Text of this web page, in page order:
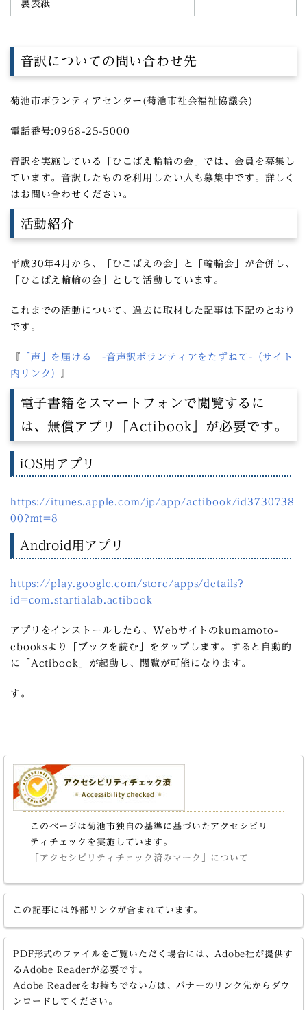
裏表紙
音訳についての問い合わせ先
菊池市ボランティアセンター(菊池市社会福祉協議会)
電話番号:0968-25-5000
音訳を実施している「ひこばえ輪輪の会」では、会員を募集し
ています。音訳したものを利用したい人も募集中です。詳しく
はお問い合わせください。
活動紹介
平成30年4月から、「ひこばえの会」と「輪輪会」が合併し、
「ひこばえ輪輪の会」として活動しています。
これまでの活動について、過去に取材した記事は下記のとおり
です。
「声」を届ける -音声訳ボランティアをたずねて-（サイト
内リンク）
電子書籍をスマートフォンで閲覧するに
は、無償アプリ「Actibook」が必要です。
iOS用アプリ
https://itunes.apple.com/jp/app/actibook/id3730738
00?mt=8
Android用アプリ
https://play.google.com/store/apps/details?
id=com.startialab.actibook
アプリをインストールしたら、Webサイトのkumamoto-
ebooksより「ブックを読む」をタップします。すると自動的
に「Actibook」が起動し、閲覧が可能になります。
す。
このページは菊池市独自の基準に基づいたアクセシビリ
ティチェックを実施しています。
「アクセシビリティチェック済みマーク」について
この記事には外部リンクが含まれています。
PDF形式のファイルをご覧いただく場合には、Adobe社が提供す
るAdobe Readerが必要です。
Adobe Readerをお持ちでない方は、バナーのリンク先からダウ
ンロードしてください。